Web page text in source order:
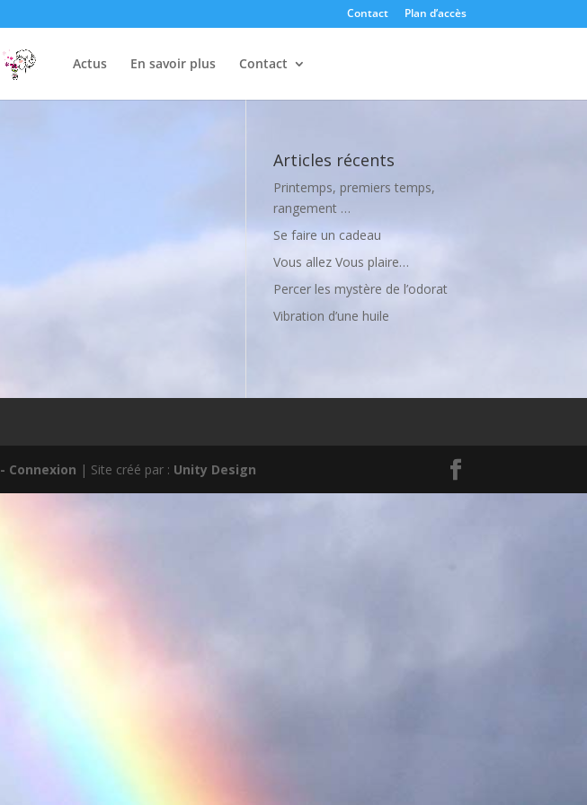
Contact Plan d’accès
Actus En savoir plus Contact
Articles récents
Printemps, premiers temps,
rangement …
Se faire un cadeau
Vous allez Vous plaire…
Percer les mystère de l’odorat
Vibration d’une huile
- Connexion | Site créé par : Unity Design